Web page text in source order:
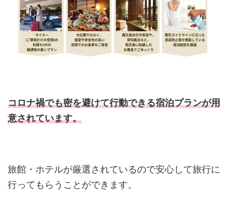
コロナ禍でも密を避けて行動できる宿泊プランが用
意されています。
旅館・ホテルが厳選されているので安心して旅行に
行ってもらうことができます。